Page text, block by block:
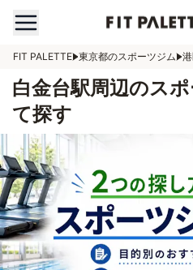
FIT PALETTE 東京都のスポーツジム
白金台駅周辺のス
て探す